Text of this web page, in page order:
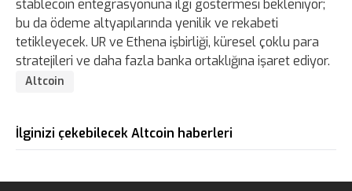
stablecoin entegrasyonuna ilgi göstermesi bekleniyor;
bu da ödeme altyapılarında yenilik ve rekabeti
tetikleyecek. UR ve Ethena işbirliği, küresel çoklu para
stratejileri ve daha fazla banka ortaklığına işaret ediyor.
Altcoin
İlginizi çekebilecek Altcoin haberleri